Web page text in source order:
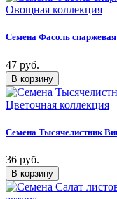
Семена Фасоль
47 руб.
Семена Тысячелистник
36 руб.